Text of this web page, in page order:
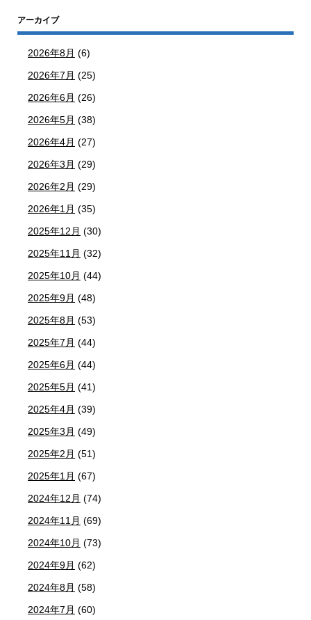
アーカイブ
2026年8月 (6)
2026年7月 (25)
2026年6月 (26)
2026年5月 (38)
2026年4月 (27)
2026年3月 (29)
2026年2月 (29)
2026年1月 (35)
2025年12月 (30)
2025年11月 (32)
2025年10月 (44)
2025年9月 (48)
2025年8月 (53)
2025年7月 (44)
2025年6月 (44)
2025年5月 (41)
2025年4月 (39)
2025年3月 (49)
2025年2月 (51)
2025年1月 (67)
2024年12月 (74)
2024年11月 (69)
2024年10月 (73)
2024年9月 (62)
2024年8月 (58)
2024年7月 (60)